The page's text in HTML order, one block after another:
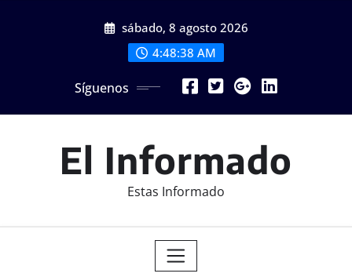
sábado, 8 agosto 2026
4:48:40 AM
Síguenos
El Informado
Estas Informado